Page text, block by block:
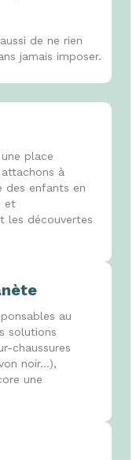
de ne rien
jamais imposer.
place
à
des enfants en
et
les découvertes
au
solutions
chaussures
noir...),
une